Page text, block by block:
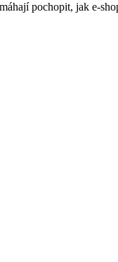
pochopit, jak e-